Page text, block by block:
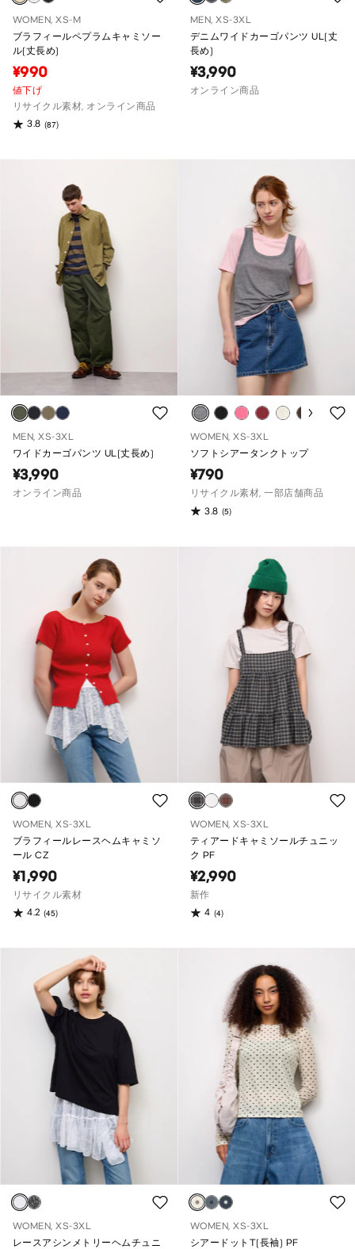
WOMEN, XS-M
ブラフィールペプラムキャミソー
ル(丈長め)
¥990
値下げ
リサイクル素材, オンライン商品
3.8 (87)
MEN, XS-3XL
デニムワイドカーゴパンツ UL(丈
長め)
¥3,990
オンライン商品
MEN, XS-3XL
ワイドカーゴパンツ UL(丈長め)
¥3,990
オンライン商品
WOMEN, XS-3XL
ソフトシアータンクトップ
¥790
リサイクル素材, 一部店舗商品
3.8 (5)
WOMEN, XS-3XL
ブラフィールレースヘムキャミソ
ール CZ
¥1,990
リサイクル素材
4.2 (45)
WOMEN, XS-3XL
ティアードキャミソールチュニッ
ク PF
¥2,990
新作
4 (4)
WOMEN, XS-3XL
レースアシンメトリーヘムチュニ
WOMEN, XS-3XL
シアードットT(長袖) PF